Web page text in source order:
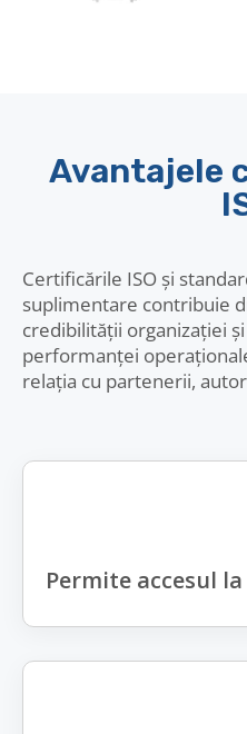
Avantajele
Certificările ISO și
suplimentare contribuie
credibilității organizației
performanței
relația cu partenerii,
Permite accesul